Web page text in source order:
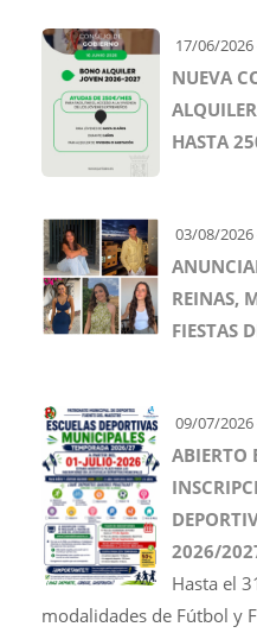
17/06/2026
NUEVA
HASTA
03/08/2026
REINAS,
FIESTAS
09/07/2026
ABIERTO
2026/
Hasta el
modalidades de Fútbol y